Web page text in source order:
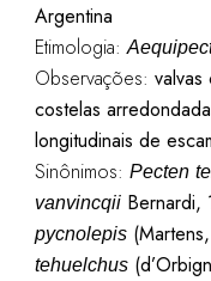
Argentina
Etimologia:
Observações:
costelas
longitudinais de
Sinônimos: Pecten
vanvincqiiBernardi,
pycnolepis
tehuelchus (d’